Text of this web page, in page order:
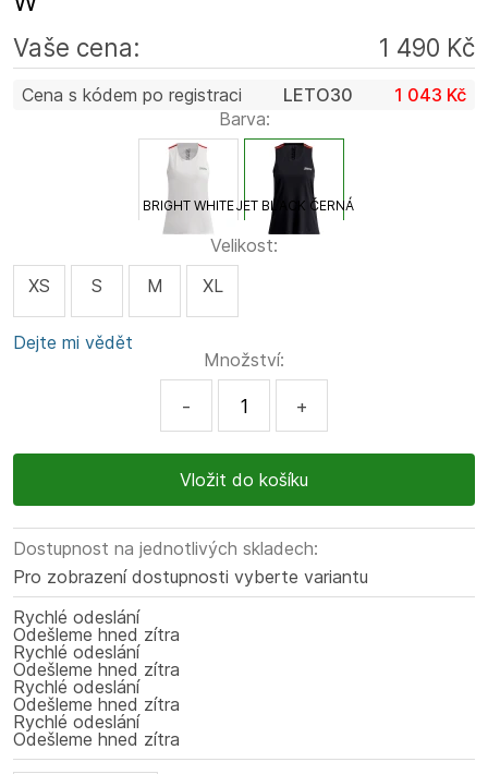
Vaše cena: 1 490 Kč
Cena s kódem po registraci LETO30
1 043 Kč
Barva:
BRIGHT WHITEJET BLACK ČERNÁ
Velikost:
XS
S M XL
Dejte mi vědět
Množství:
- +
Dostupnost na jednotlivých skladech:
Pro zobrazení dostupnosti vyberte variantu
Rychlé odeslání
Odešleme hned zítra
Rychlé odeslání
Odešleme hned zítra
Rychlé odeslání
Odešleme hned zítra
Rychlé odeslání
Odešleme hned zítra